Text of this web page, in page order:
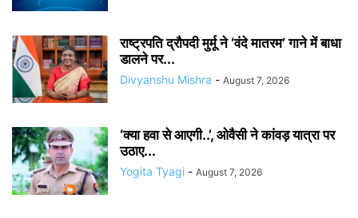
राष्ट्रपति द्रौपदी मुर्मू ने ‘वंदे मातरम’ गाने में बाधा
डालने पर...
Divyanshu Mishra - August 7, 2026
‘क्या हवा से आएगी..’, ओवैसी ने कांवड़ यात्रा पर
उठाए...
Yogita Tyagi - August 7, 2026